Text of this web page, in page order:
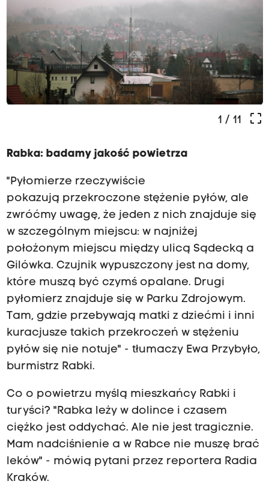
crop_free
1 / 11
Rabka: badamy jakość powietrza
"Pyłomierze rzeczywiście
pokazują przekroczone stężenie pyłów, ale
zwróćmy uwagę, że jeden z nich znajduje się
w szczególnym miejscu: w najniżej
położonym miejscu między ulicą Sądecką a
Gilówka. Czujnik wypuszczony jest na domy,
które muszą być czymś opalane. Drugi
pyłomierz znajduje się w Parku Zdrojowym.
Tam, gdzie przebywają matki z dziećmi i inni
kuracjusze takich przekroczeń w stężeniu
pyłów się nie notuje" - tłumaczy Ewa Przybyło,
burmistrz Rabki.
Co o powietrzu myślą mieszkańcy Rabki i
turyści? "Rabka leży w dolince i czasem
ciężko jest oddychać. Ale nie jest tragicznie.
Mam nadciśnienie a w Rabce nie muszę brać
leków" - mówią pytani przez reportera Radia
Kraków.